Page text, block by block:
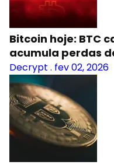
Bitcoin hoje: BTC
acumula perdas
Decrypt . fev 02, 2026